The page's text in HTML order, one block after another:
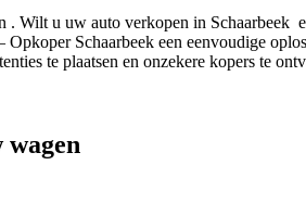
Wilt u uw auto verkopen in Schaarbeek
Schaarbeek een eenvoudige
te plaatsen en onzekere kopers te